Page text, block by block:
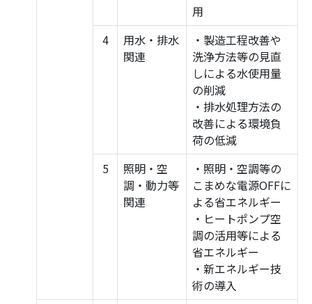
用
4
用水・排水
関連
・製造工程改善や
洗浄方法等の見直
しによる水使用量
の削減
・排水処理方法の
改善による環境負
荷の低減
5
照明・空
調・動力等
関連
・照明・空調等の
こまめな電源OFFに
よる省エネルギー
・ヒートポンプ空
調の活用等による
省エネルギー
・新エネルギー技
術の導入